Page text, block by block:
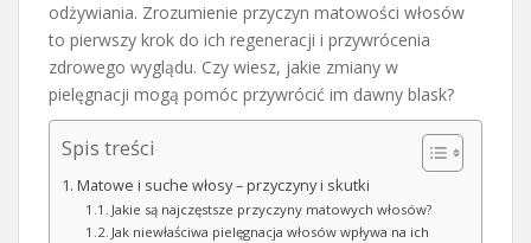
odżywiania. Zrozumienie przyczyn matowości włosów
to pierwszy krok do ich regeneracji i przywrócenia
zdrowego wyglądu. Czy wiesz, jakie zmiany w
pielęgnacji mogą pomóc przywrócić im dawny blask?
Spis treści
Matowe i suche włosy – przyczyny i skutki
Jakie są najczęstsze przyczyny matowych włosów?
Jak niewłaściwa pielęgnacja włosów wpływa na ich